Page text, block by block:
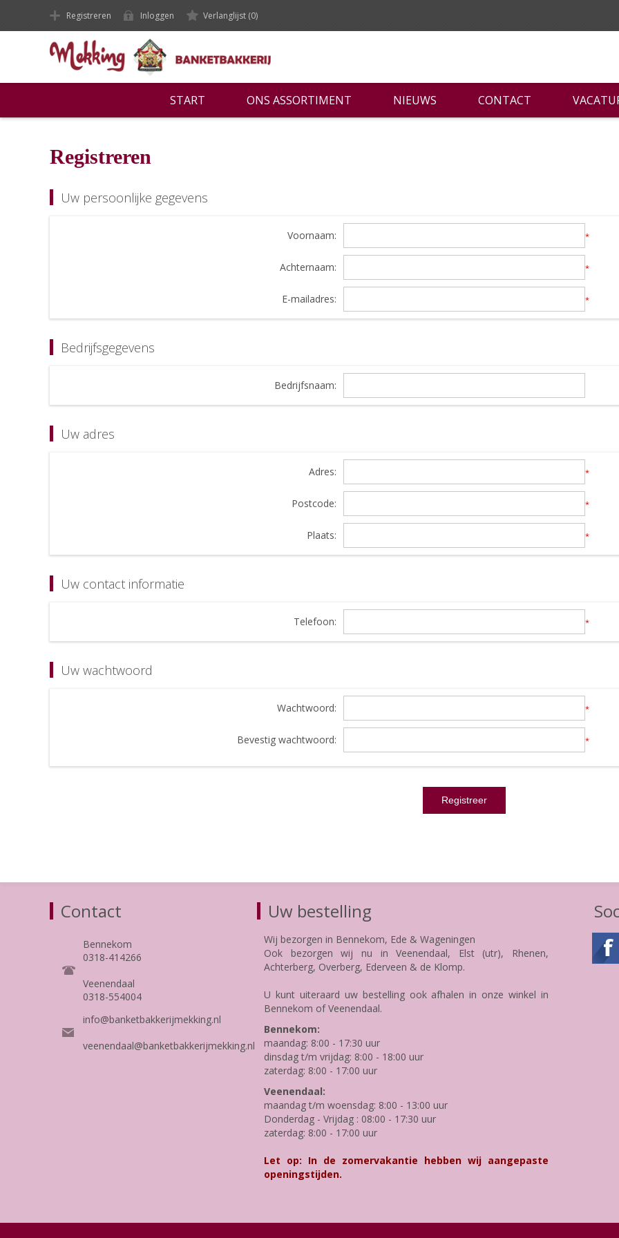
Registreren Inloggen Verlanglijst (0)
START ONS ASSORTIMENT NIEUWS CONTACT
Registreren
Uw persoonlijke gegevens
Voornaam: *
Achternaam: *
E-mailadres: *
Bedrijfsgegevens
Bedrijfsnaam:
Uw adres
Adres: *
Postcode: *
Plaats: *
Uw contact informatie
Telefoon: *
Uw wachtwoord
Wachtwoord: *
Bevestig wachtwoord: *
Contact
Bennekom
0318-414266
Veenendaal
0318-554004
info@banketbakkerijmekking.nl
veenendaal@banketbakkerijmekking.nl
Uw bestelling
Wij bezorgen in Bennekom, Ede & Wageningen
Ook bezorgen wij nu in Veenendaal, Elst (utr), Rhenen,
Achterberg, Overberg, Ederveen & de Klomp.
U kunt uiteraard uw bestelling ook afhalen in onze winkel in
Bennekom of Veenendaal.
Bennekom:
maandag: 8:00 - 17:30 uur
dinsdag t/m vrijdag: 8:00 - 18:00 uur
zaterdag: 8:00 - 17:00 uur
Veenendaal:
maandag t/m woensdag: 8:00 - 13:00 uur
Donderdag - Vrijdag : 08:00 - 17:30 uur
zaterdag: 8:00 - 17:00 uur
Let op: In de zomervakantie hebben wij aangepaste
openingstijden.